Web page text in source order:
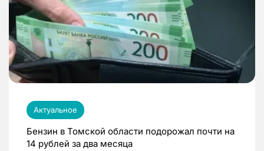
Актуальное
Бензин в Томской области подорожал почти на
14 рублей за два месяца